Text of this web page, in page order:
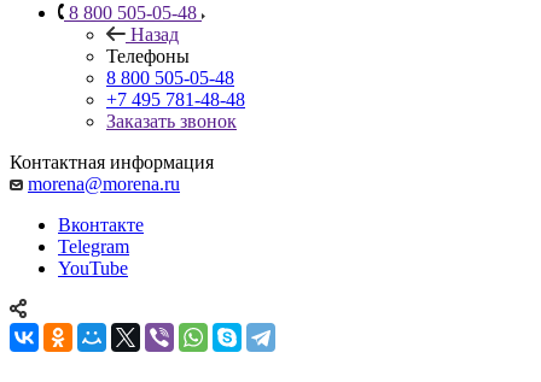
8 800 505-05-48
Назад
Телефоны
8 800 505-05-48
+7 495 781-48-48
Заказать звонок
Контактная информация
morena@morena.ru
Вконтакте
Telegram
YouTube